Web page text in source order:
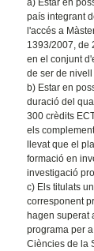
a) Estar en
país integrant
l'accés a
1393/2007, de
en el conjunt
de ser de nivell
b) Estar en
duració del
300 crèdits
els
llevat que el
formació en
investigació
c) Els titulats
corresponent
hagen superat
programa per
Ciències de la